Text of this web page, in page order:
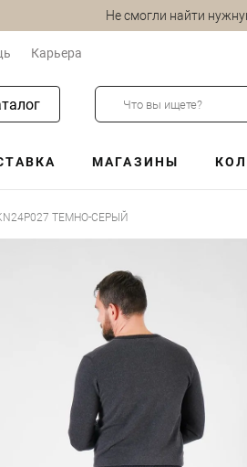
Не смогли найти
Карьера
МАГАЗИНЫ
ТЕМНО-СЕРЫЙ